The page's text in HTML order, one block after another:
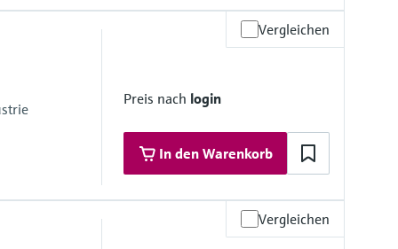
Vergleichen
Preis nach login
In den Warenkorb
Vergleichen